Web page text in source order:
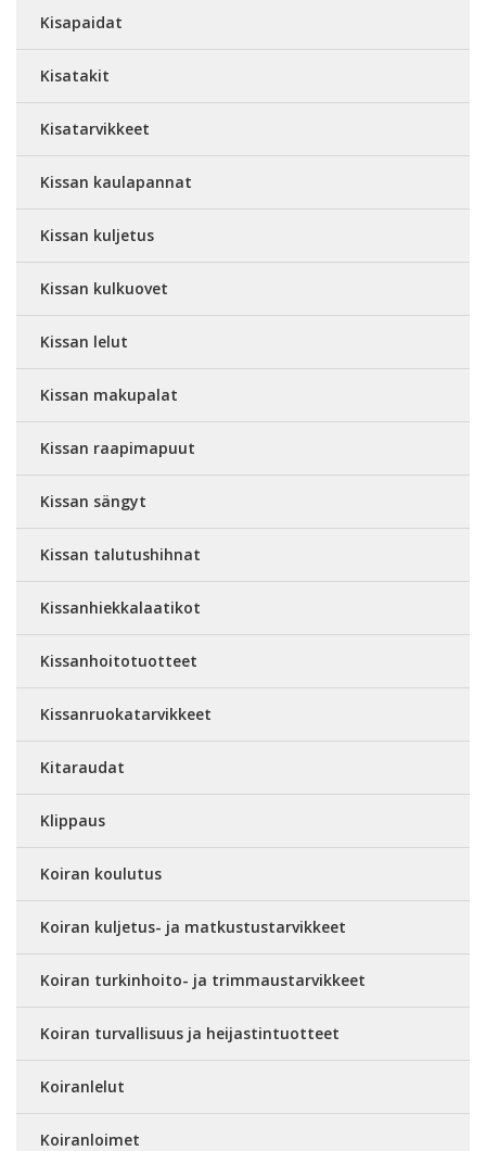
Kisapaidat
Kisatakit
Kisatarvikkeet
Kissan kaulapannat
Kissan kuljetus
Kissan kulkuovet
Kissan lelut
Kissan makupalat
Kissan raapimapuut
Kissan sängyt
Kissan talutushihnat
Kissanhiekkalaatikot
Kissanhoitotuotteet
Kissanruokatarvikkeet
Kitaraudat
Klippaus
Koiran koulutus
Koiran kuljetus- ja matkustustarvikkeet
Koiran turkinhoito- ja trimmaustarvikkeet
Koiran turvallisuus ja heijastintuotteet
Koiranlelut
Koiranloimet